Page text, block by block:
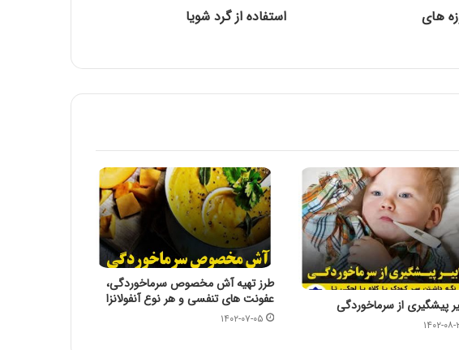
چای به لیمو
قرص ضد بارداری عامل 4 برابري لخته‌ مغزي
در زنان در ماه رمضان
روغن زیتون غذای معروف پیامبران
های
استفاده از گرد شویا
پیشگیری از سرماخوردگی
۰۸-۲۷
طرز تهیه آش مخصوص سرماخوردگی،
عفونت های تنفسی و هر نوع آنفولانزا
۱۴۰۲-۰۷-۰۵